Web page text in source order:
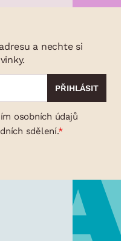
a nechte si
osobních údajů
sdělení.